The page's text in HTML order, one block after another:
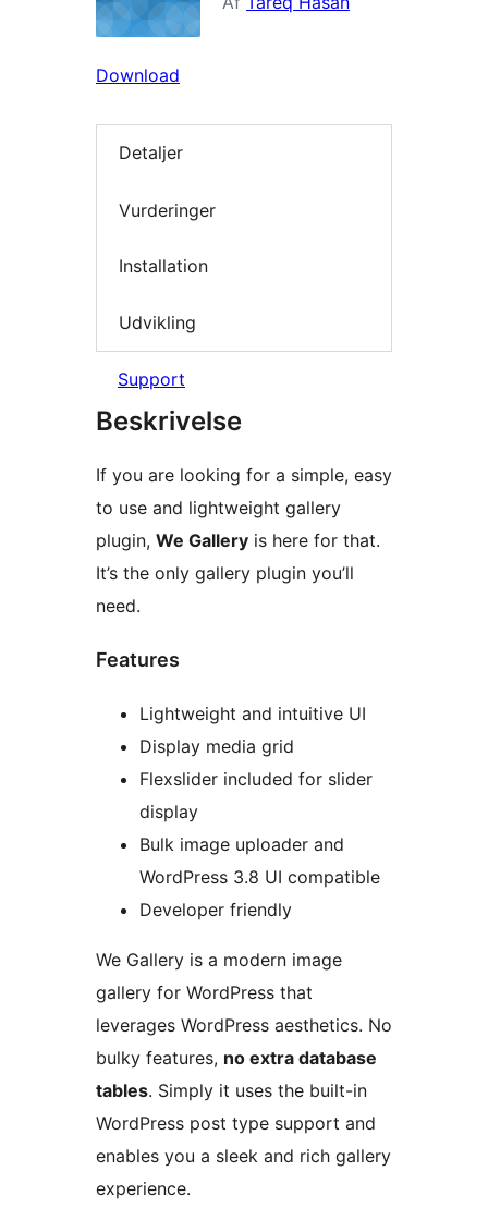
Download
Detaljer
Vurderinger
Installation
Udvikling
Support
Beskrivelse
If you are looking for a simple, easy
to use and lightweight gallery
plugin, We Gallery is here for that.
It’s the only gallery plugin you’ll
need.
Features
Lightweight and intuitive UI
Display media grid
Flexslider included for slider
display
Bulk image uploader and
WordPress 3.8 UI compatible
Developer friendly
We Gallery is a modern image
gallery for WordPress that
leverages WordPress aesthetics. No
bulky features, no extra database
tables. Simply it uses the built-in
WordPress post type support and
enables you a sleek and rich gallery
experience.